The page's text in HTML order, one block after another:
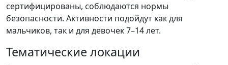
сертифицированы, соблюдаются нормы
безопасности. Активности подойдут как для
мальчиков, так и для девочек 7–14 лет.
Тематические локации